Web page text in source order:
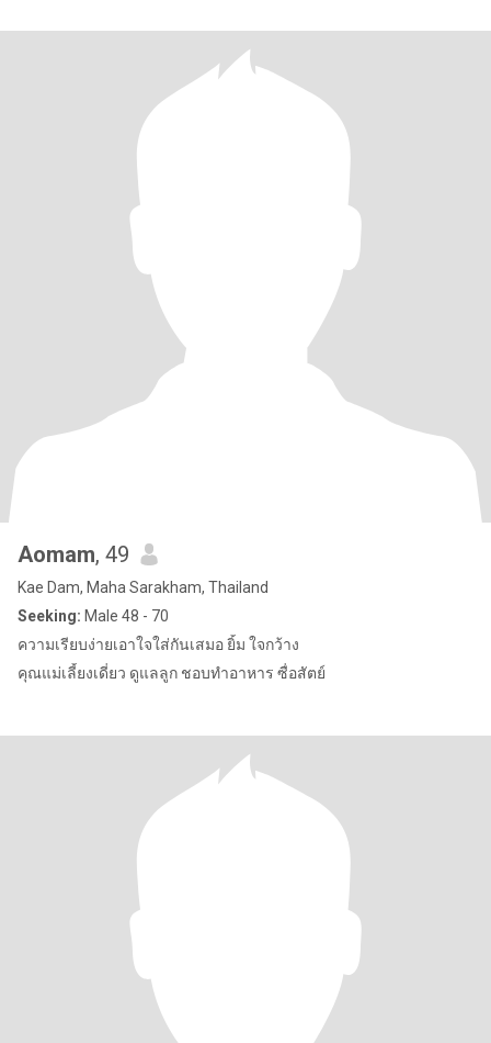
Aomam, 49
Kae Dam, Maha Sarakham, Thailand
Seeking: Male 48 - 70
ความเรียบง่ายเอาใจใส่กันเสมอ ยิ้ม ใจกว้าง
คุณแม่เลี้ยงเดี่ยว ดูแลลูก ชอบทำอาหาร ซื่อสัตย์